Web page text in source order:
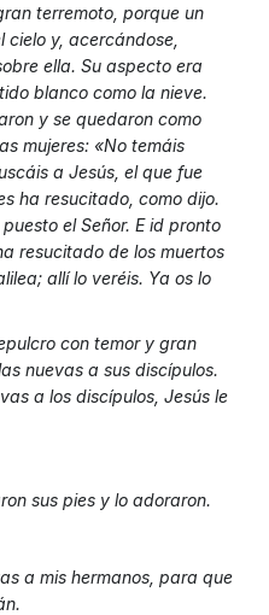
terremoto, porque un
cielo y, acercándose,
ella. Su aspecto era
blanco como la nieve.
y se quedaron como
mujeres: «No temáis
a Jesús, el que fue
ha resucitado, como dijo.
el Señor. E id pronto
resucitado de los muertos
allí lo veréis. Ya os lo
con temor y gran
nuevas a sus discípulos.
a los discípulos, Jesús le
sus pies y lo adoraron.
a mis hermanos, para que